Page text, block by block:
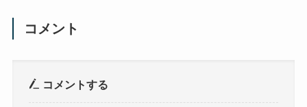
コメント
コメントする